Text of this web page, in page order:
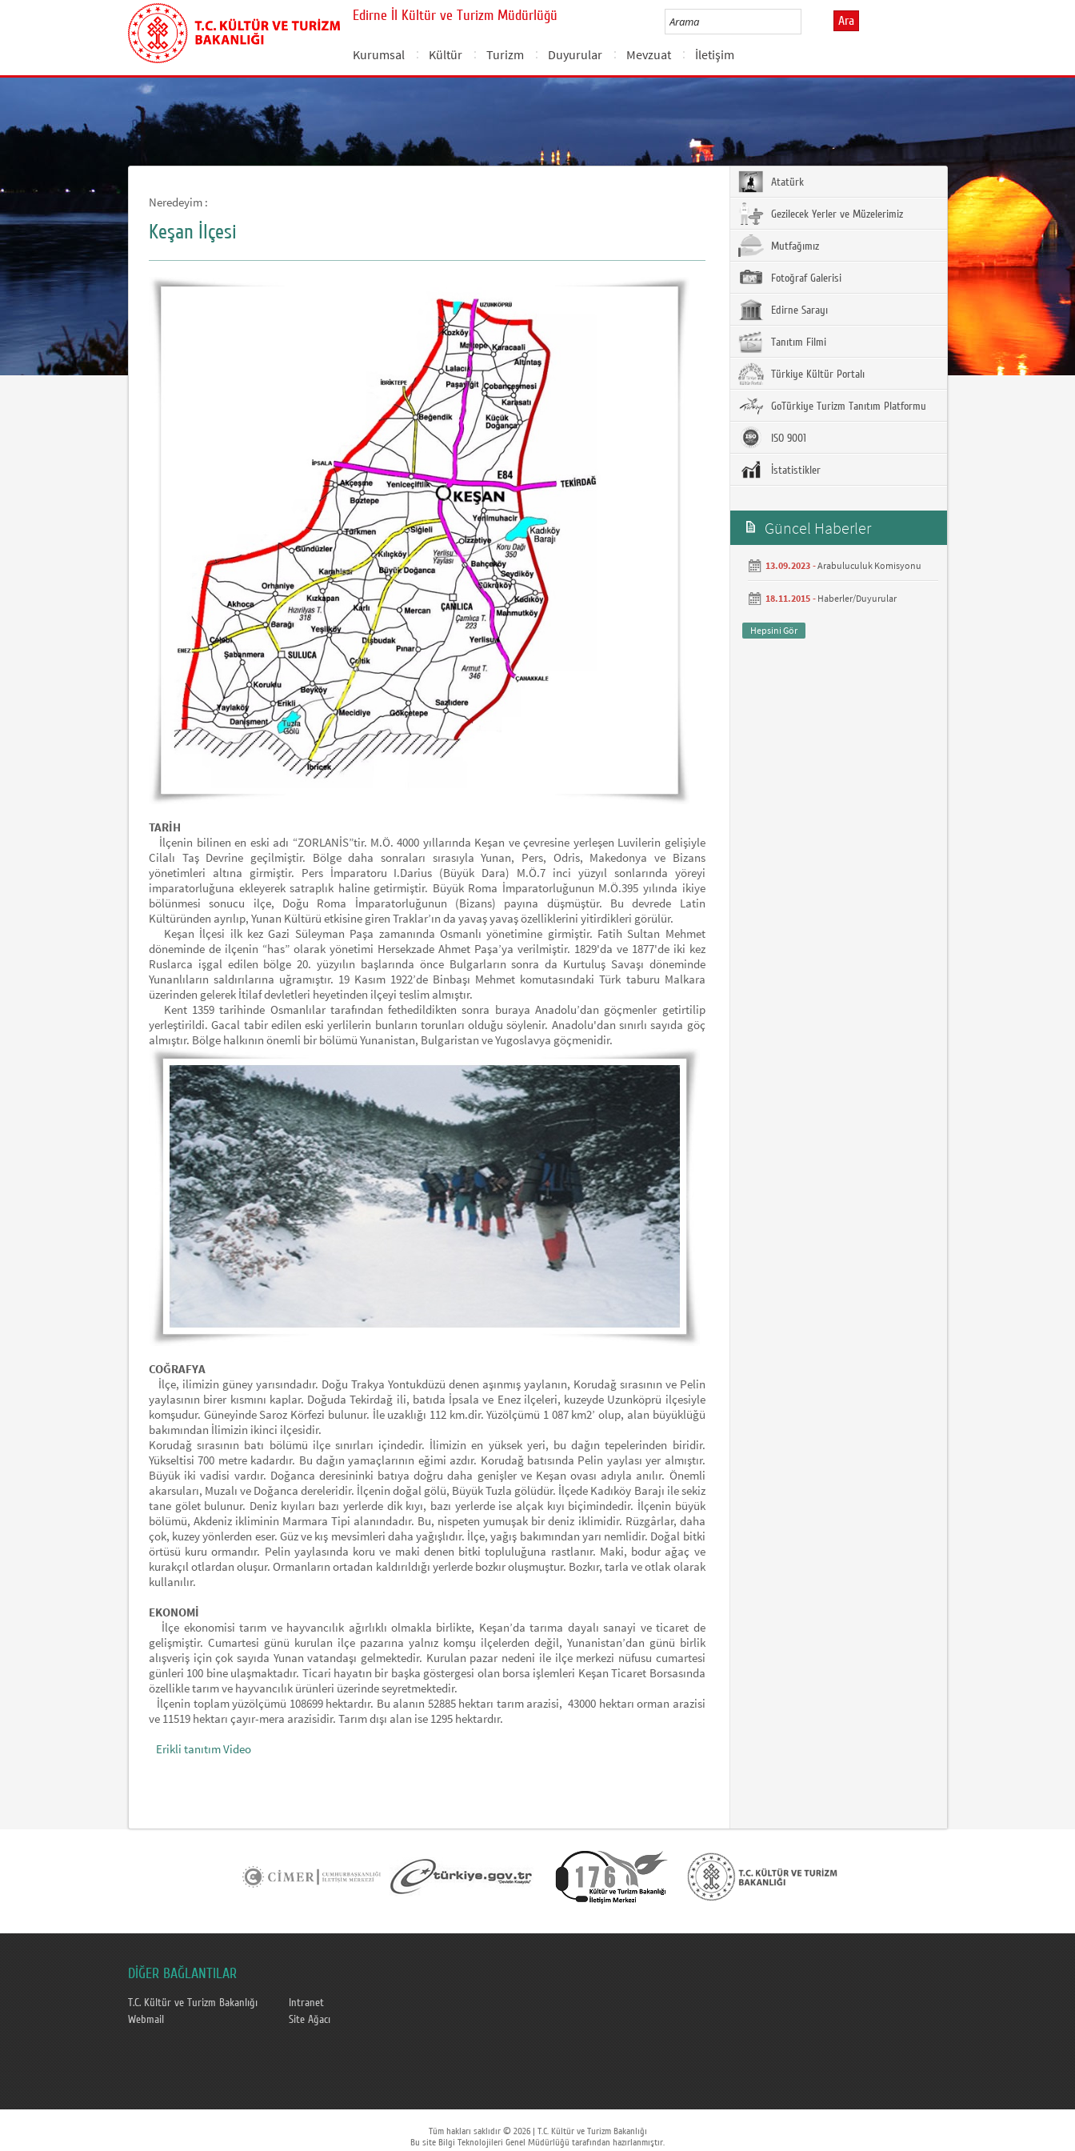
Edirne İl Kültür ve Turizm Müdürlüğü Ara
Kurumsal Kültür Turizm Duyurular Mevzuat İletişim
Neredeyim :
Keşan İlçesi
TARİH
İlçenin bilinen en eski adı “ZORLANİS”tir. M.Ö. 4000 yıllarında Keşan ve çevresine yerleşen Luvilerin gelişiyle
Cilalı Taş Devrine geçilmiştir. Bölge daha sonraları sırasıyla Yunan, Pers, Odris, Makedonya ve Bizans
yönetimleri altına girmiştir. Pers İmparatoru I.Darius (Büyük Dara) M.Ö.7 inci yüzyıl sonlarında yöreyi
imparatorluğuna ekleyerek satraplık haline getirmiştir. Büyük Roma İmparatorluğunun M.Ö.395 yılında ikiye
bölünmesi sonucu ilçe, Doğu Roma İmparatorluğunun (Bizans) payına düşmüştür. Bu devrede Latin
Kültüründen ayrılıp, Yunan Kültürü etkisine giren Traklar’ın da yavaş yavaş özelliklerini yitirdikleri görülür.
Keşan İlçesi ilk kez Gazi Süleyman Paşa zamanında Osmanlı yönetimine girmiştir. Fatih Sultan Mehmet
döneminde de ilçenin “has” olarak yönetimi Hersekzade Ahmet Paşa’ya verilmiştir. 1829'da ve 1877'de iki kez
Ruslarca işgal edilen bölge 20. yüzyılın başlarında önce Bulgarların sonra da Kurtuluş Savaşı döneminde
Yunanlıların saldırılarına uğramıştır. 19 Kasım 1922’de Binbaşı Mehmet komutasındaki Türk taburu Malkara
üzerinden gelerek İtilaf devletleri heyetinden ilçeyi teslim almıştır.
Kent 1359 tarihinde Osmanlılar tarafından fethedildikten sonra buraya Anadolu’dan göçmenler getirtilip
yerleştirildi. Gacal tabir edilen eski yerlilerin bunların torunları olduğu söylenir. Anadolu'dan sınırlı sayıda göç
almıştır. Bölge halkının önemli bir bölümü Yunanistan, Bulgaristan ve Yugoslavya göçmenidir.
COĞRAFYA
İlçe, ilimizin güney yarısındadır. Doğu Trakya Yontukdüzü denen aşınmış yaylanın, Korudağ sırasının ve Pelin
yaylasının birer kısmını kaplar. Doğuda Tekirdağ ili, batıda İpsala ve Enez ilçeleri, kuzeyde Uzunköprü ilçesiyle
komşudur. Güneyinde Saroz Körfezi bulunur. İle uzaklığı 112 km.dir. Yüzölçümü 1 087 km2’ olup, alan büyüklüğü
bakımından İlimizin ikinci ilçesidir.
Korudağ sırasının batı bölümü ilçe sınırları içindedir. İlimizin en yüksek yeri, bu dağın tepelerinden biridir.
Yükseltisi 700 metre kadardır. Bu dağın yamaçlarının eğimi azdır. Korudağ batısında Pelin yaylası yer almıştır.
Büyük iki vadisi vardır. Doğanca deresininki batıya doğru daha genişler ve Keşan ovası adıyla anılır. Önemli
akarsuları, Muzalı ve Doğanca dereleridir. İlçenin doğal gölü, Büyük Tuzla gölüdür. İlçede Kadıköy Barajı ile sekiz
tane gölet bulunur. Deniz kıyıları bazı yerlerde dik kıyı, bazı yerlerde ise alçak kıyı biçimindedir. İlçenin büyük
bölümü, Akdeniz ikliminin Marmara Tipi alanındadır. Bu, nispeten yumuşak bir deniz iklimidir. Rüzgârlar, daha
çok, kuzey yönlerden eser. Güz ve kış mevsimleri daha yağışlıdır. İlçe, yağış bakımından yarı nemlidir. Doğal bitki
örtüsü kuru ormandır. Pelin yaylasında koru ve maki denen bitki topluluğuna rastlanır. Maki, bodur ağaç ve
kurakçıl otlardan oluşur. Ormanların ortadan kaldırıldığı yerlerde bozkır oluşmuştur. Bozkır, tarla ve otlak olarak
kullanılır.
EKONOMİ
İlçe ekonomisi tarım ve hayvancılık ağırlıklı olmakla birlikte, Keşan’da tarıma dayalı sanayi ve ticaret de
gelişmiştir. Cumartesi günü kurulan ilçe pazarına yalnız komşu ilçelerden değil, Yunanistan’dan günü birlik
alışveriş için çok sayıda Yunan vatandaşı gelmektedir. Kurulan pazar nedeni ile ilçe merkezi nüfusu cumartesi
günleri 100 bine ulaşmaktadır. Ticari hayatın bir başka göstergesi olan borsa işlemleri Keşan Ticaret Borsasında
özellikle tarım ve hayvancılık ürünleri üzerinde seyretmektedir.
İlçenin toplam yüzölçümü 108699 hektardır. Bu alanın 52885 hektarı tarım arazisi, 43000 hektarı orman arazisi
ve 11519 hektarı çayır-mera arazisidir. Tarım dışı alan ise 1295 hektardır.
Erikli tanıtım Video
Atatürk
Gezilecek Yerler ve Müzelerimiz
Mutfağımız
Fotoğraf Galerisi
Edirne Sarayı
Tanıtım Filmi
Türkiye Kültür Portalı
GoTürkiye Turizm Tanıtım Platformu
ISO 9001
İstatistikler
Güncel Haberler
13.09.2023 -Arabuluculuk Komisyonu
18.11.2015 - Haberler/Duyurular
Hepsini Gör
DİĞER BAĞLANTILAR
T.C. Kültür ve Turizm Bakanlığı
Intranet
Webmail
Site Ağacı
Tüm hakları saklıdır © 2026 | T.C. Kültür ve Turizm Bakanlığı
Bu site Bilgi Teknolojileri Genel Müdürlüğü tarafından hazırlanmıştır.